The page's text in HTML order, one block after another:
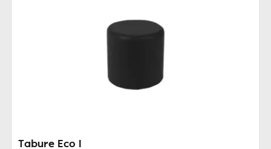
Tabure Eco I